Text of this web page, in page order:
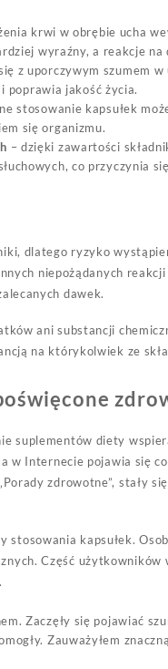
krwi w obrębie ucha
wyraźny, a reakcje na
z uporczywym szumem
poprawia jakość życia.
stosowanie kapsułek
się organizmu.
– dzięki zawartości
co przyczynia
dlatego ryzyko
niepożądanych
dawek.
ani substancji
na którykolwiek ze
suplementów diety
w Internecie pojawia się
zdrowotne”, stały
kapsułek.
Część
Zaczęły się pojawiać
Zauważyłem